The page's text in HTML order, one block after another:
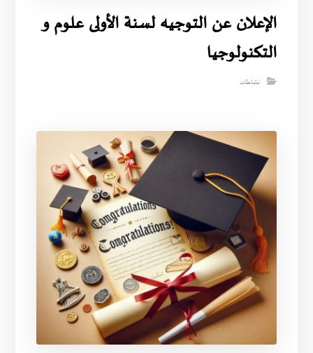
الإعلان عن التوجيه لسنة الأولى علوم و
التكنولوجيا
نشاطات